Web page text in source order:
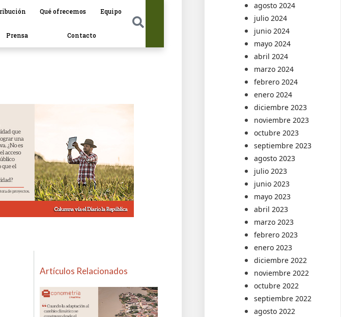
Qué ofrecemos Equipo
Prensa Contacto
Artículos Relacionados
agosto 2024
julio 2024
junio 2024
mayo 2024
abril 2024
marzo 2024
febrero 2024
enero 2024
diciembre 2023
noviembre 2023
octubre 2023
septiembre 2023
agosto 2023
julio 2023
junio 2023
mayo 2023
abril 2023
marzo 2023
febrero 2023
enero 2023
diciembre 2022
noviembre 2022
octubre 2022
septiembre 2022
agosto 2022